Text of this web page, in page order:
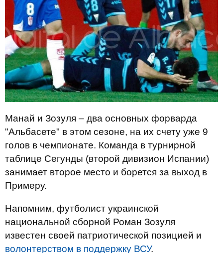
Манай и Зозуля – два основных форварда
"Альбасете" в этом сезоне, на их счету уже 9
голов в чемпионате. Команда в турнирной
таблице Сегунды (второй дивизион Испании)
занимает второе место и борется за выход в
Примеру.
Напомним, футболист украинской
национальной сборной Роман Зозуля
известен своей патриотической позицией и
волонтерством в поддержку ВСУ.